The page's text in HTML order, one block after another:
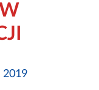
2019